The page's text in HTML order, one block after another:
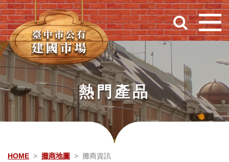
跳到主要內容
熱門產品
HOME 攤商地圖 攤商資訊